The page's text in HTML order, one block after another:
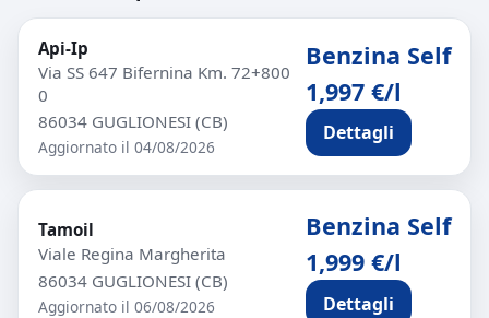
Api-Ip
Via SS 647 Bifernina Km. 72+800
0
86034 GUGLIONESI (CB)
Aggiornato il 04/08/2026
Benzina Self
1,997 €/l
Dettagli
Tamoil
Viale Regina Margherita
86034 GUGLIONESI (CB)
Aggiornato il 06/08/2026
Benzina Self
1,999 €/l
Dettagli